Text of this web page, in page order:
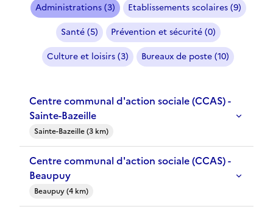
Administrations (3)
Etablissements scolaires (9)
Santé (5)
Prévention et sécurité (0)
Culture et loisirs (3)
Bureaux de poste (10)
Centre communal d'action sociale (CCAS) -
Sainte-Bazeille
Sainte-Bazeille (3 km)
Centre communal d'action sociale (CCAS) -
Beaupuy
Beaupuy (4 km)